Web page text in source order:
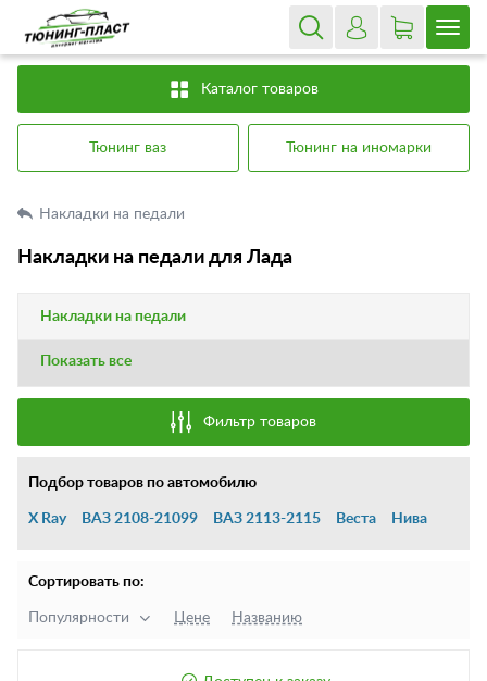
Каталог товаров
Тюнинг ваз Тюнинг на иномарки
Накладки на педали
Накладки на педали для Лада
Накладки на педали
Показать все
Фильтр товаров
Подбор товаров по автомобилю
X Ray ВАЗ 2108-21099 ВАЗ 2113-2115 Веста Нива
Сортировать по:
Популярности Цене Названию